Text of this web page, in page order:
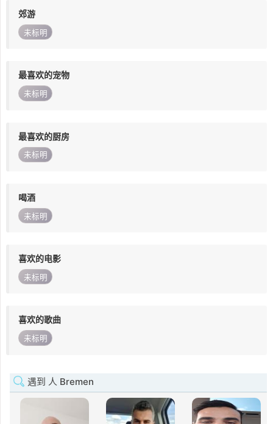
郊游
未标明
最喜欢的宠物
未标明
最喜欢的厨房
未标明
喝酒
未标明
喜欢的电影
未标明
喜欢的歌曲
未标明
遇到 人 Bremen